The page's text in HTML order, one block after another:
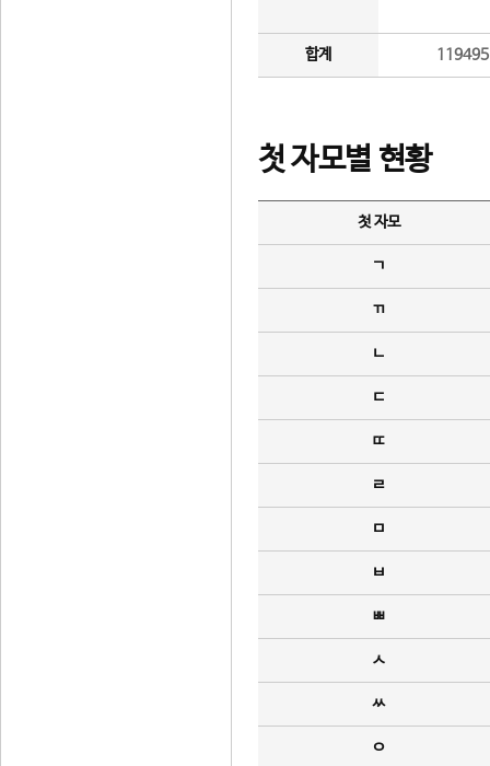
합계
첫 자모별 현황
첫 자모
ㄱ
ㄲ
ㄴ
ㄷ
ㄸ
ㄹ
ㅁ
ㅂ
ㅃ
ㅅ
ㅆ
ㅇ